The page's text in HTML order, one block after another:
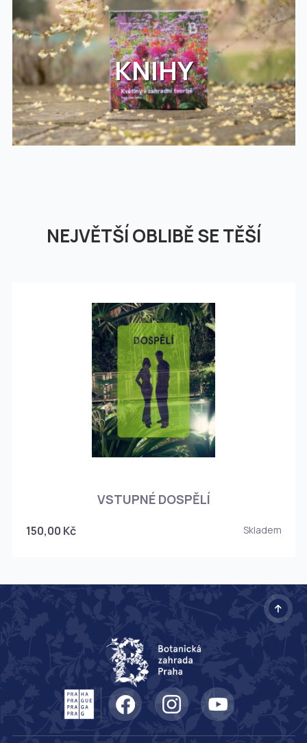
KNIHY
NEJVĚTŠÍ OBLIBĚ SE TĚŠÍ
VSTUPNÉ DOSPĚLÍ
150,00 Kč Skladem